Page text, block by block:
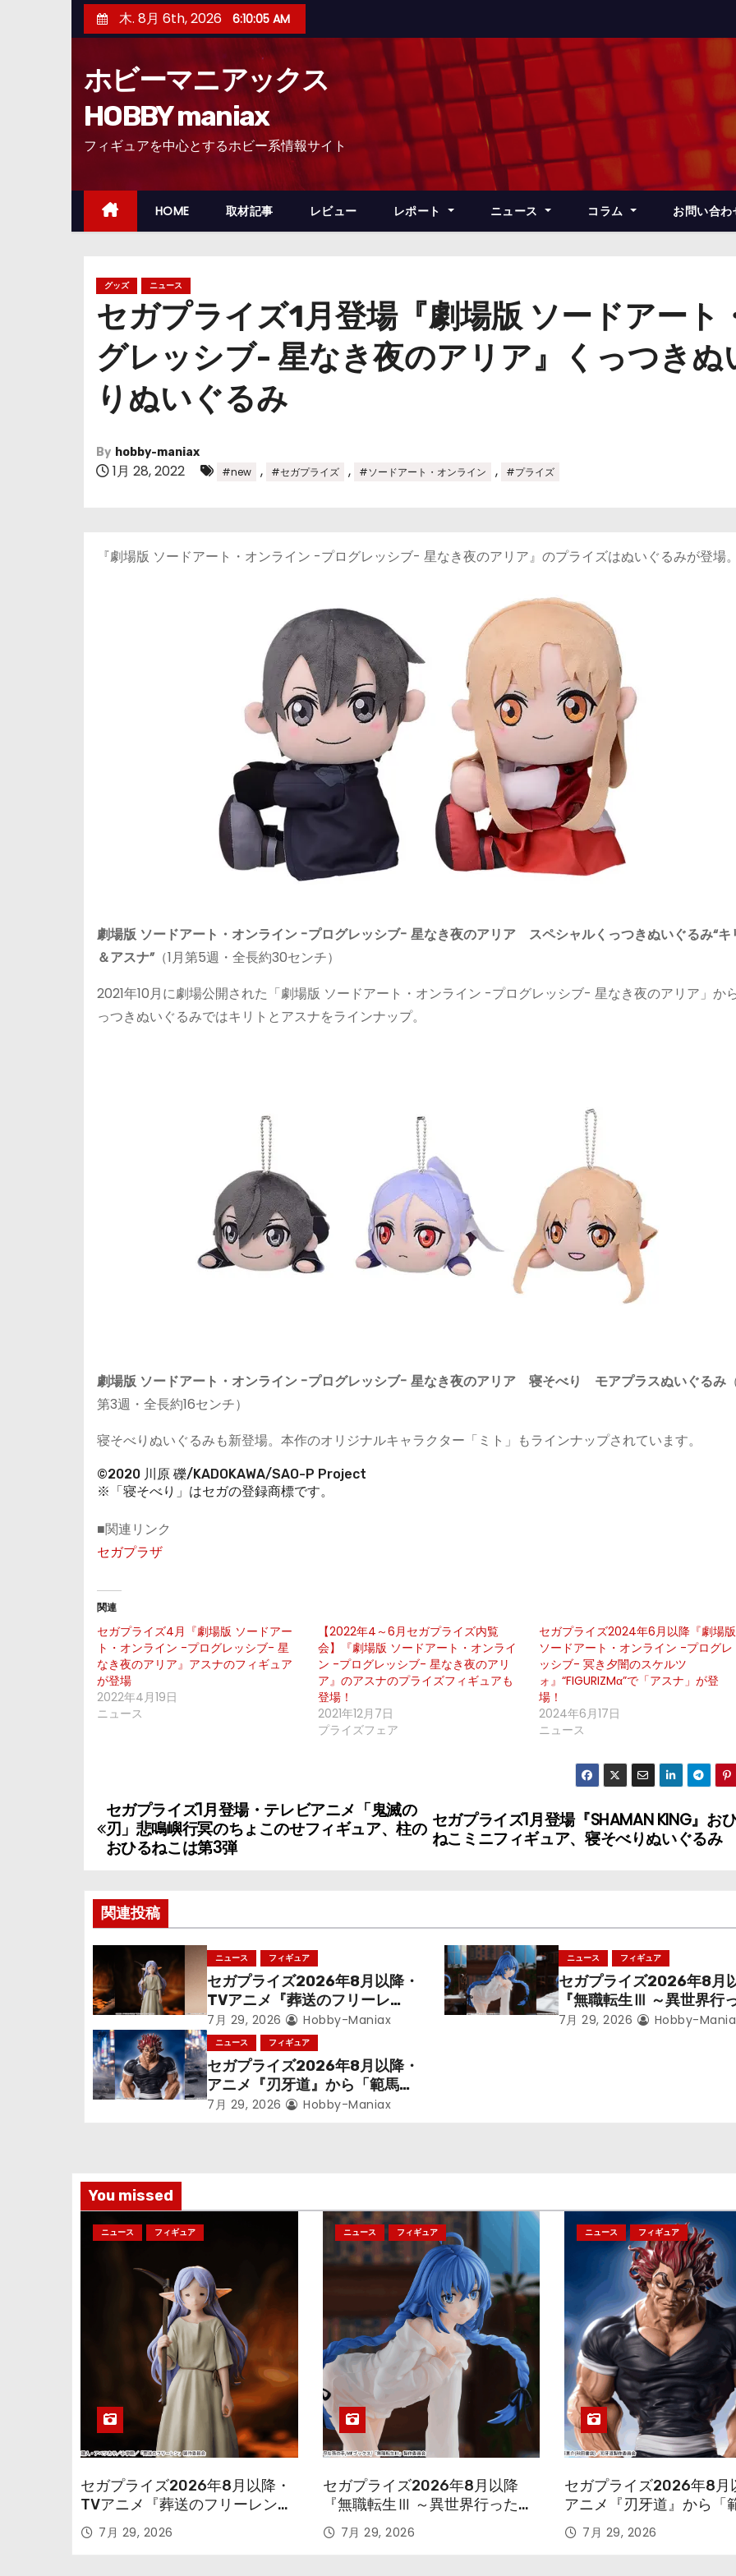
ン
ッ
木. 8月 6th, 2026 6:10:06 AM
ホビーマニアックス
HOBBY maniax
フィギュアを中心とするホビー系情報サイト
HOME 取材記事 レビュー レポート ニュース コラム お問い合わ
グッズ ニュース
セガプライズ1月登場『劇場版 ソードアー
グレッシブ- 星なき夜のアリア』くっつき
りぬいぐるみ
By hobby-maniax
1月 28, 2022 #new , #セガプライズ , #ソードアート・オンライン , #プライズ
『劇場版 ソードアート・オンライン -プログレッシブ- 星なき夜のアリア』のプライズはぬいぐるみが登場
劇場版 ソードアート・オンライン -プログレッシブ- 星なき夜のアリア スペシャルくっつきぬいぐるみ“キ
＆アスナ”（1月第5週・全長約30センチ）
2021年10月に劇場公開された「劇場版 ソードアート・オンライン -プログレッシブ- 星なき夜のアリア」か
っつきぬいぐるみではキリトとアスナをラインナップ。
劇場版 ソードアート・オンライン -プログレッシブ- 星なき夜のアリア 寝そべり モアプラスぬいぐるみ
第3週・全長約16センチ）
寝そべりぬいぐるみも新登場。本作のオリジナルキャラクター「ミト」もラインナップされています。
©2020 川原 礫/KADOKAWA/SAO-P Project
※「寝そべり」はセガの登録商標です。
■関連リンク
セガプラザ
関連
セガプライズ4月『劇場版 ソードアー
ト・オンライン -プログレッシブ- 星
なき夜のアリア』アスナのフィギュア
が登場
2022年4月19日
ニュース
【2022年4～6月セガプライズ内覧
会】『劇場版 ソードアート・オンライ
ン -プログレッシブ- 星なき夜のアリ
ア』のアスナのプライズフィギュアも
登場！
2021年12月7日
プライズフェア
セガプライズ2024年6月以降『劇場版
ソードアート・オンライン -プログレ
ッシブ- 冥き夕闇のスケルツ
ォ』“FIGURIZMα”で「アスナ」が登
場！
2024年6月17日
ニュース
投
稿
ビ
ゲ
ー
シ
ョ
ン
セガプライズ1月登場『SHAMAN KING』お
ねこミニフィギュア、寝そべりぬいぐるみ
セガプライズ1月登場・テレビアニメ「鬼滅の
刃」悲鳴嶼行冥のちょこのせフィギュア、柱の
おひるねこは第3弾
関連投稿
ニュース フィギュア
セガプライズ2026年8月以降・
TVアニメ『葬送のフリーレ
ン』鉱山で300年働くことにな
っっちゃった「フリーレン」を
立体化！
7月 29, 2026 Hobby-Maniax
ニュース フィギュア
セガプライズ2026年8月
『無職転生Ⅲ ～異世界行
本気だす～』から「ロキ
7月 29, 2026 Hobby-
ニュース フィギュア
セガプライズ2026年8月以降・
アニメ『刃牙道』から「範馬勇
次郎」が登場ッッ!!
7月 29, 2026 Hobby-Maniax
You missed
ニュース フィギュア
セガプライズ2026年8月以降・
TVアニメ『葬送のフリーレン』
鉱山で300年働くことになっっ
ちゃった「フリーレン」を立体
7月 29, 2026
ニュース フィギュア
セガプライズ2026年8月以降
『無職転生Ⅲ ～異世界行ったら
本気だす～』から「ロキシー」
のフィギュアが登場！
7月 29, 2026
ニュース フィギュア
セガプライズ2026年8月
アニメ『刃牙道』から「
次郎」が登場ッッ!!
7月 29, 2026